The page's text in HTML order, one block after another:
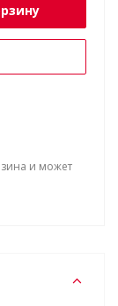
и может